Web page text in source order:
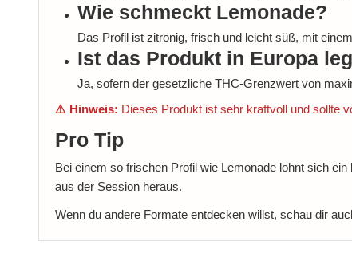
Wie schmeckt Lemonade?
Das Profil ist zitronig, frisch und leicht süß, mit
Ist das Produkt in Europa
Ja, sofern der gesetzliche THC-Grenzwert von
⚠️ Hinweis: Dieses Produkt ist sehr kraftvoll und sollte
Pro Tip
Bei einem so frischen Profil wie Lemonade lohnt sich
aus der Session heraus.
Wenn du andere Formate entdecken willst, schau dir